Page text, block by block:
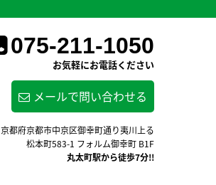
075-211-1050
お気軽にお電話ください
メールで問い合わせる
京都府京都市中京区御幸町通り夷川上る
松本町583-1 フォルム御幸町 B1F
丸太町駅から徒歩7分!!